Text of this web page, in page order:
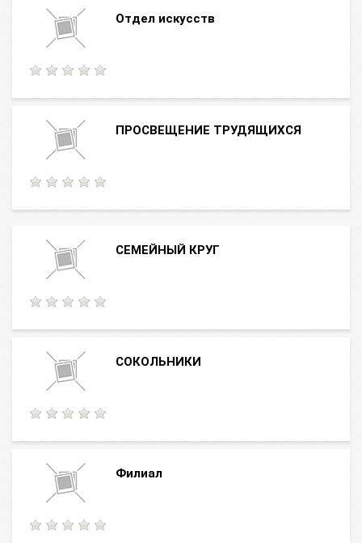
Отдел искусств
ПРОСВЕЩЕНИЕ ТРУДЯЩИХСЯ
СЕМЕЙНЫЙ КРУГ
СОКОЛЬНИКИ
Филиал